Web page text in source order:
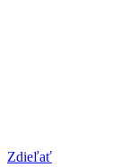
Zdieľať